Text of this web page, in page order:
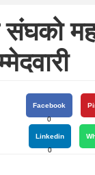
संघको
Facebook
0
Linkedin
0